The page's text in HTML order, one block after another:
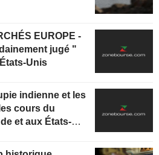
EUROPE -
jugé "
Unis
indienne et les
cours du
et aux États-